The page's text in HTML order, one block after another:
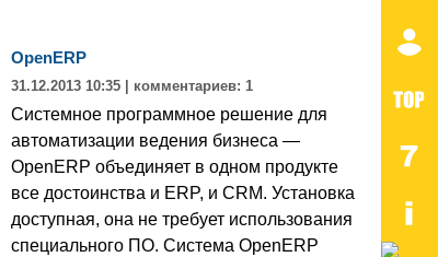
OpenERP
31.12.2013 10:35 | комментариев: 1
Системное программное решение для
автоматизации ведения бизнеса —
OpenERP объединяет в одном продукте
все достоинства и ERP, и CRM. Установка
доступная, она не требует использования
специального ПО. Система OpenERP